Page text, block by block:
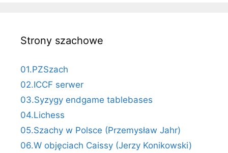
Strony szachowe
01.PZSzach
02.ICCF serwer
03.Syzygy endgame tablebases
04.Lichess
05.Szachy w Polsce (Przemysław Jahr)
06.W objęciach Caissy (Jerzy Konikowski)